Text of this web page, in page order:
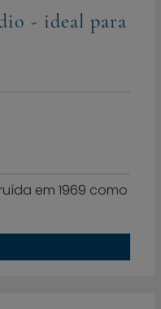
- ideal para
em 1969 como